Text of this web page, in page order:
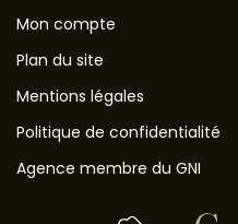
Mon compte
Plan du site
Mentions légales
Politique de confidentialité
Agence membre du GNI